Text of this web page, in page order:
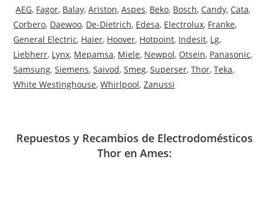
AEG, Fagor, Balay,Ariston,Aspes, Beko, Bosch, Candy, Cata,
Corbero, Daewoo, De-Dietrich, Edesa, Electrolux, Franke,
General Electric, Haier, Hoover, Hotpoint, Indesit, Lg,
Liebherr, Lynx, Mepamsa, Miele, Newpol, Otsein, Panasonic,
Samsung,Siemens,Saivod,Smeg,Superser,Thor,Teka,
White Westinghouse,Whirlpool,Zanussi
Repuestos y Recambios de Electrodomésticos
Thor en Ames: